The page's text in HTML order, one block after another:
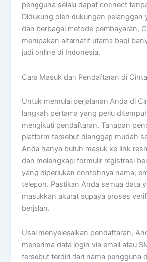
pengguna selalu dapat connect
Didukung oleh dukungan pelanggan
dan berbagai metode pembayaran,
merupakan alternatif utama bagi
judi online di Indonesia.
Cara Masuk dan Pendaftaran di
Untuk memulai perjalanan Anda di
langkah pertama yang perlu
mengikuti pendaftaran. Tahapan
platform tersebut dianggap mudah
Anda hanya butuh masuk ke link
dan melengkapi formulir registrasi
yang diperlukan contohnya nama,
telepon. Pastikan Anda semua data
masukkan akurat supaya proses
berjalan.
Usai menyelesaikan pendaftaran,
menerima data login via email atau
tersebut terdiri dari nama pengguna